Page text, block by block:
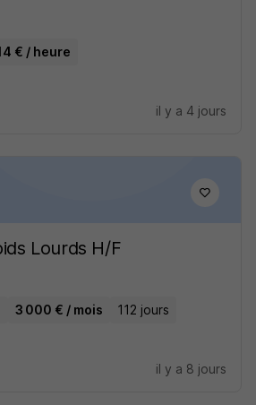
€ / heure
il y a 4 jours
Lourds H/F
3 000 € / mois 112 jours
il y a 8 jours